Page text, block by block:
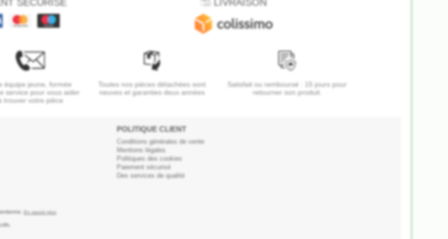
SÉCURISÉ LIVRAISON
équipe jeune, formée
service pour vous aider
trouver votre pièce
Toutes nos pièces détachées sont
neuves et garanties deux années
Satisfait ou remboursé : 15 jours pour
retourner son produit.
POLITIQUE CLIENT
Conditions générales de vente
Mentions légales
Politiques des cookies
Paiement sécurisé
Des services de qualité
En savoir plus